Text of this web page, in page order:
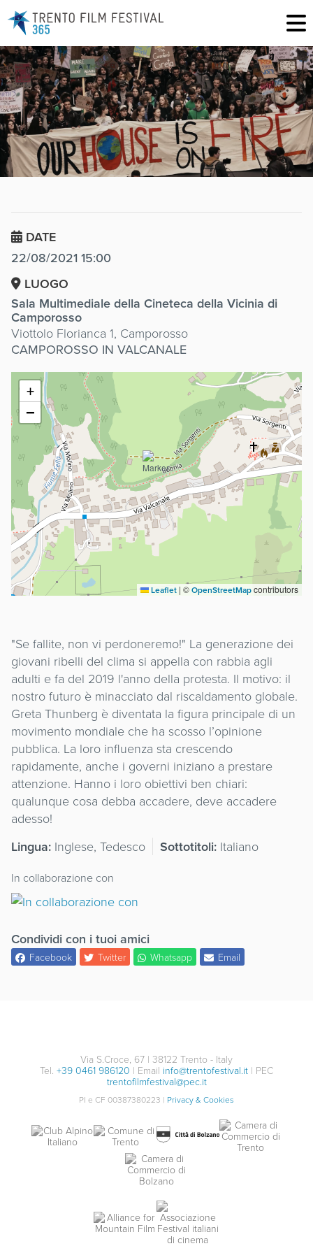
DATE
22/08/2021 15:00
LUOGO
Sala Multimediale della Cineteca della Vicinia di
Camporosso
Viottolo Florianca 1, Camporosso
CAMPOROSSO IN VALCANALE
+
−
Leaflet | ©OpenStreetMapcontributors
"Se fallite, non vi perdoneremo!" La generazione dei
giovani ribelli del clima si appella con rabbia agli
adulti e fa del 2019 l'anno della protesta. Il motivo: il
nostro futuro è minacciato dal riscaldamento globale.
Greta Thunberg è diventata la figura principale di un
movimento mondiale che ha scosso l’opinione
pubblica. La loro influenza sta crescendo
rapidamente, anche i governi iniziano a prestare
attenzione. Hanno i loro obiettivi ben chiari:
qualunque cosa debba accadere, deve accadere
adesso!
Lingua: Inglese, Tedesco Sottotitoli: Italiano
In collaborazione con
Condividi con i tuoi amici
Facebook Twitter Whatsapp Email
Via S.Croce, 67 | 38122 Trento - Italy
Tel. +39 0461 986120 | Email info@trentofestival.it | PEC
trentofilmfestival@pec.it
PI e CF 00387380223 | Privacy & Cookies